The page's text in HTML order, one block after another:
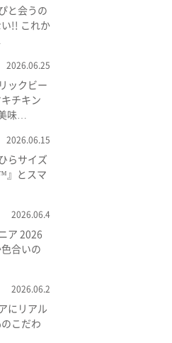
と会うの
!! これか
2026.06.25
ックビー
チキン
味…
2026.06.15
らサイズ
』とスマ
2026.06.4
ア 2026
合いの
2026.06.2
にリアル
こだわ